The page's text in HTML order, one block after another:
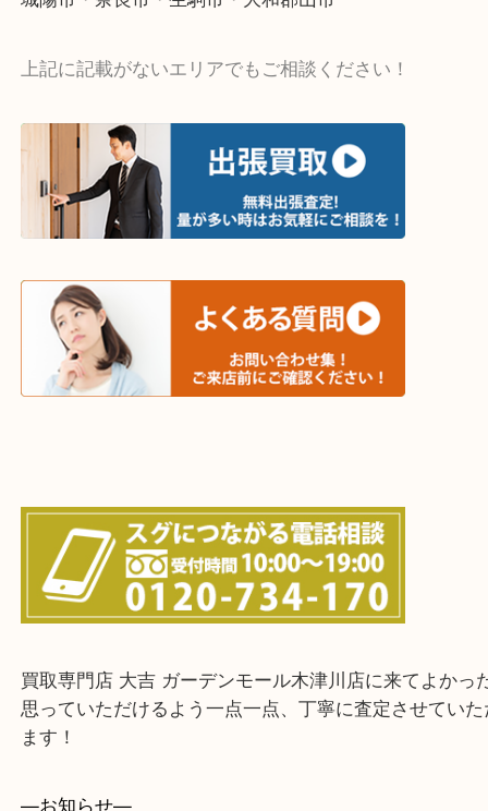
・出張買取エリア
木津川市・精華町・京田辺市・井手町
和束町・笠置町・高の原・西大寺・南山城村
城陽市・奈良市・生駒市・大和郡山市